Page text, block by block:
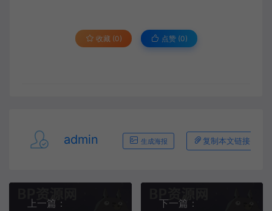
收藏 (0) 点赞 (0)
admin 生成海报 复制本文链接
上一篇：
下一篇：